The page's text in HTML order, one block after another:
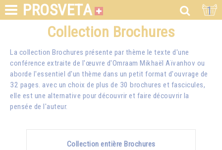
PROSVETA 1
Collection Brochures
La collection Brochures présente par thème le texte d'une
conférence extraite de l'œuvre d'Omraam Mikhaël Aïvanhov ou
aborde l'essentiel d'un thème dans un petit format d'ouvrage de
32 pages. avec un choix de plus de 30 brochures et fascicules,
elle est une alternative pour découvrir et faire découvrir la
pensée de l'auteur.
Collection entière Brochures